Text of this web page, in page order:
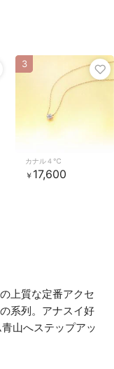
カナル４℃
￥ 17,600
3
上質な定番アクセ
系列。アナスイ好
山へステップアッ